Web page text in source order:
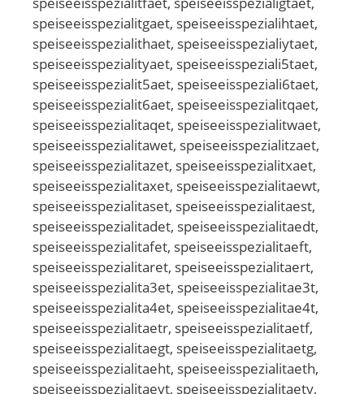
speiseeisspezialitgaet, speiseeisspezialihtaet,
speiseeisspezialithaet, speiseeisspezialiytaet,
speiseeisspezialityaet, speiseeisspeziali5taet,
speiseeisspezialit5aet, speiseeisspeziali6taet,
speiseeisspezialit6aet, speiseeisspezialitqaet,
speiseeisspezialitaqet, speiseeisspezialitwaet,
speiseeisspezialitawet, speiseeisspezialitzaet,
speiseeisspezialitazet, speiseeisspezialitxaet,
speiseeisspezialitaxet, speiseeisspezialitaewt,
speiseeisspezialitaset, speiseeisspezialitaest,
speiseeisspezialitadet, speiseeisspezialitaedt,
speiseeisspezialitafet, speiseeisspezialitaeft,
speiseeisspezialitaret, speiseeisspezialitaert,
speiseeisspezialita3et, speiseeisspezialitae3t,
speiseeisspezialita4et, speiseeisspezialitae4t,
speiseeisspezialitaetr, speiseeisspezialitaetf,
speiseeisspezialitaegt, speiseeisspezialitaetg,
speiseeisspezialitaeht, speiseeisspezialitaeth,
speiseeisspezialitaeyt, speiseeisspezialitaety,